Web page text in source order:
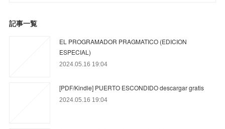
記事一覧
EL PROGRAMADOR PRAGMATICO (EDICION
ESPECIAL)
2024.05.16 19:04
[PDF/Kindle] PUERTO ESCONDIDO descargar gratis
2024.05.16 19:04